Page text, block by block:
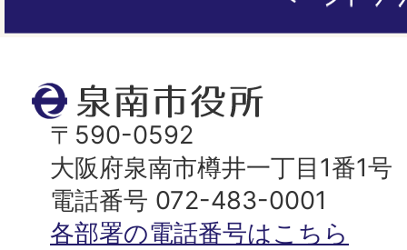
泉
南
市
役
所
〒590-0592
大阪府泉南市樽井一丁目1番1号
電話番号 072-483-0001
各部署の電話番号はこちら